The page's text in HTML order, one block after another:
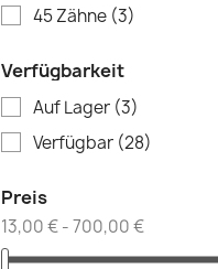
45 Zähne (3)
Verfügbarkeit
Auf Lager (3)
Verfügbar (28)
Preis
13,00 € - 700,00 €